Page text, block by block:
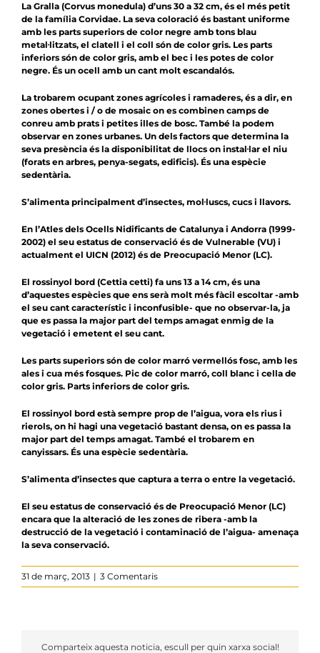
La Gralla (Corvus monedula) d’uns 30 a 32 cm, és el més petit
de la família Corvidae. La seva coloració és bastant uniforme
amb les parts superiors de color negre amb tons blau
metal·litzats, el clatell i el coll són de color gris. Les parts
inferiors són de color gris, amb el bec i les potes de color
negre. És un ocell amb un cant molt escandalós.
La trobarem ocupant zones agrícoles i ramaderes, és a dir, en
zones obertes i / o de mosaic on es combinen camps de
conreu amb prats i petites illes de bosc. També la podem
observar en zones urbanes. Un dels factors que determina la
seva presència és la disponibilitat de llocs on instal·lar el niu
(forats en arbres, penya-segats, edificis). És una espècie
sedentària.
S’alimenta principalment d’insectes, mol·luscs, cucs i llavors.
En l’Atles dels Ocells Nidificants de Catalunya i Andorra (1999-
2002) el seu estatus de conservació és de Vulnerable (VU) i
actualment el UICN (2012) és de Preocupació Menor (LC).
El rossinyol bord (Cettia cetti) fa uns 13 a 14 cm, és una
d’aquestes espècies que ens serà molt més fàcil escoltar -amb
el seu cant característic i inconfusible- que no observar-la, ja
que es passa la major part del temps amagat enmig de la
vegetació i emetent el seu cant.
Les parts superiors són de color marró vermellós fosc, amb les
ales i cua més fosques. Pic de color marró, coll blanc i cella de
color gris. Parts inferiors de color gris.
El rossinyol bord està sempre prop de l’aigua, vora els rius i
rierols, on hi hagi una vegetació bastant densa, on es passa la
major part del temps amagat. També el trobarem en
canyissars. És una espècie sedentària.
S’alimenta d’insectes que captura a terra o entre la vegetació.
El seu estatus de conservació és de Preocupació Menor (LC)
encara que la alteració de les zones de ribera -amb la
destrucció de la vegetació i contaminació de l’aigua- amenaça
la seva conservació.
31 de març, 2013 | 3 Comentaris
Comparteix aquesta noticia, escull per quin xarxa social!